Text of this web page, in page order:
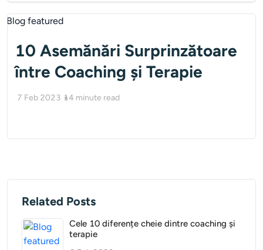
10 Asemănări Surprinzătoare
între Coaching și Terapie
7 Feb 2023 14 minute read
Related Posts
Cele 10 diferențe cheie dintre coaching și
terapie